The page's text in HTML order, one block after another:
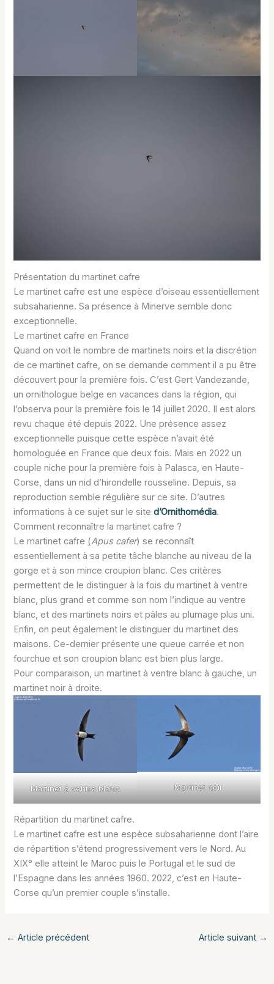
Présentation du martinet cafre
Le martinet cafre est une espèce d’oiseau essentiellement
subsaharienne. Sa présence à Minerve semble donc
exceptionnelle.
Le martinet cafre en France
Quand on voit le nombre de martinets noirs et la discrétion
de ce martinet cafre, on se demande comment il a pu être
découvert pour la première fois. C’est Gert Vandezande,
un ornithologue belge en vacances dans la région, qui
l’observa pour la première fois le 14 juillet 2020. Il est alors
revu chaque été depuis 2022. Une présence assez
exceptionnelle puisque cette espèce n’avait été
homologuée en France que deux fois. Mais en 2022 un
couple niche pour la première fois à Palasca, en Haute-
Corse, dans un nid d’hirondelle rousseline. Depuis, sa
reproduction semble régulière sur ce site. D’autres
informations à ce sujet sur le sited’Ornithomédia.
Comment reconnaître la martinet cafre ?
Le martinet cafre (Apus cafer) se reconnaît
essentiellement à sa petite tâche blanche au niveau de la
gorge et à son mince croupion blanc. Ces critères
permettent de le distinguer à la fois du martinet à ventre
blanc, plus grand et comme son nom l’indique au ventre
blanc, et des martinets noirs et pâles au plumage plus uni.
Enfin, on peut également le distinguer du martinet des
maisons. Ce-dernier présente une queue carrée et non
fourchue et son croupion blanc est bien plus large.
Pour comparaison, un martinet à ventre blanc à gauche, un
martinet noir à droite.
Martinet à ventre blanc Martinet noir
Répartition du martinet cafre.
Le martinet cafre est une espèce subsaharienne dont l’aire
de répartition s’étend progressivement vers le Nord. Au
XIX° elle atteint le Maroc puis le Portugal et le sud de
l’Espagne dans les années 1960. 2022, c’est en Haute-
Corse qu’un premier couple s’installe.
← Article précédent Article suivant →